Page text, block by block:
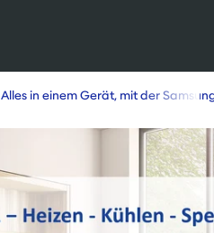
Alles in einem Gerät, mit der